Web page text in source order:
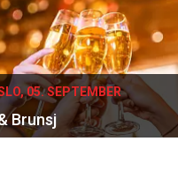
05. SEPTEMBER
Brunsj